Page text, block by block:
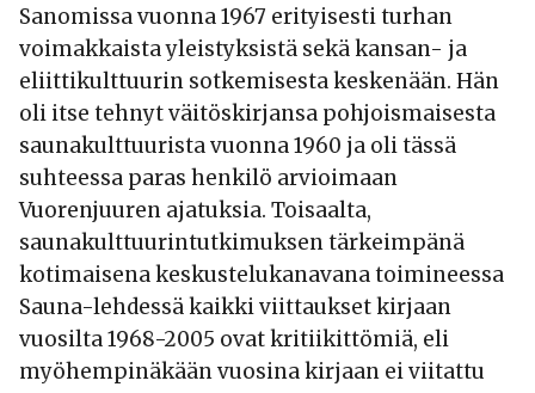
Sanomissa vuonna 1967 erityisesti turhan
voimakkaista yleistyksistä sekä kansan- ja
eliittikulttuurin sotkemisesta keskenään. Hän
oli itse tehnyt väitöskirjansa pohjoismaisesta
saunakulttuurista vuonna 1960 ja oli tässä
suhteessa paras henkilö arvioimaan
Vuorenjuuren ajatuksia. Toisaalta,
saunakulttuurintutkimuksen tärkeimpänä
kotimaisena keskustelukanavana toimineessa
Sauna-lehdessä kaikki viittaukset kirjaan
vuosilta 1968-2005 ovat kritiikittömiä, eli
myöhempinäkään vuosina kirjaan ei viitattu